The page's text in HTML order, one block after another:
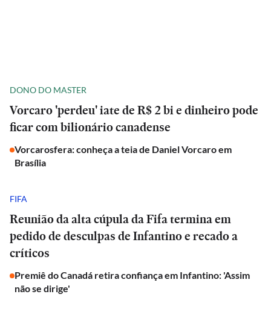
DONO DO MASTER
Vorcaro 'perdeu' iate de R$ 2 bi e dinheiro pode
ficar com bilionário canadense
Vorcarosfera: conheça a teia de Daniel Vorcaro em
Brasília
FIFA
Reunião da alta cúpula da Fifa termina em
pedido de desculpas de Infantino e recado a
críticos
Premiê do Canadá retira confiança em Infantino: 'Assim
não se dirige'